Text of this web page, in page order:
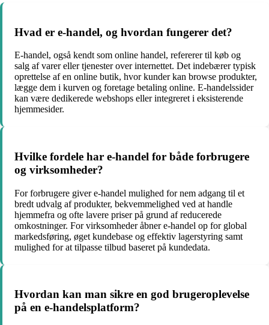
Hvad er e-handel, og hvordan fungerer det?
E-handel, også kendt som online handel, refererer til køb og
salg af varer eller tjenester over internettet. Det indebærer typisk
oprettelse af en online butik, hvor kunder kan browse produkter,
lægge dem i kurven og foretage betaling online. E-handelssider
kan være dedikerede webshops eller integreret i eksisterende
hjemmesider.
Hvilke fordele har e-handel for både forbrugere
og virksomheder?
For forbrugere giver e-handel mulighed for nem adgang til et
bredt udvalg af produkter, bekvemmelighed ved at handle
hjemmefra og ofte lavere priser på grund af reducerede
omkostninger. For virksomheder åbner e-handel op for global
markedsføring, øget kundebase og effektiv lagerstyring samt
mulighed for at tilpasse tilbud baseret på kundedata.
Hvordan kan man sikre en god brugeroplevelse
på en e-handelsplatform?